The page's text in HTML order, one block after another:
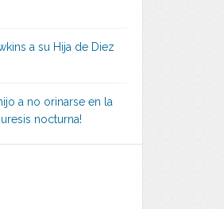
a su Hija de Diez
a no orinarse en la
nocturna!